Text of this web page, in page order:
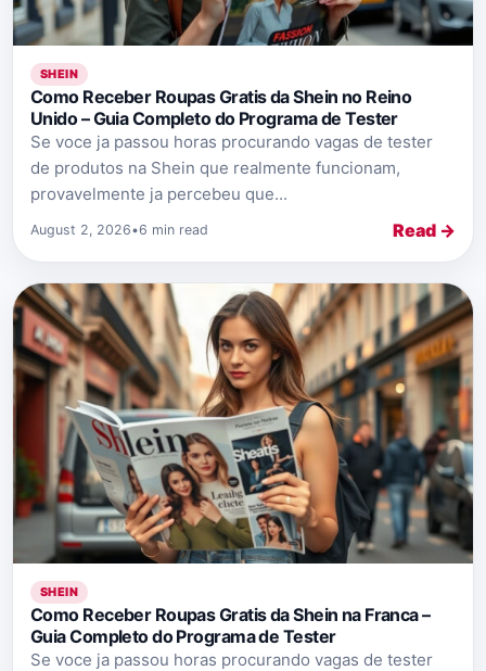
SHEIN
Como Receber Roupas Gratis da Shein no Reino
Unido – Guia Completo do Programa de Tester
Se voce ja passou horas procurando vagas de tester
de produtos na Shein que realmente funcionam,
provavelmente ja percebeu que...
August 2, 2026•6 min read Read →
SHEIN
Como Receber Roupas Gratis da Shein na Franca –
Guia Completo do Programa de Tester
Se voce ja passou horas procurando vagas de tester